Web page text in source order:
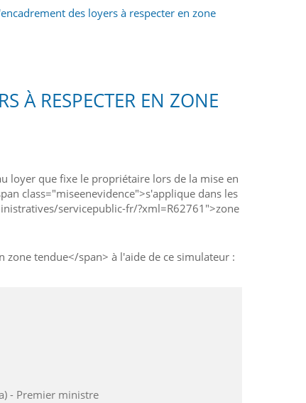
des loyers à respecter en zone
À RESPECTER EN ZONE
loyer que fixe le propriétaire lors de la mise en
class="miseenevidence">s'applique dans les
servicepublic-fr/?xml=R62761">zone
tendue</span> à l'aide de ce simulateur :
- Premier ministre